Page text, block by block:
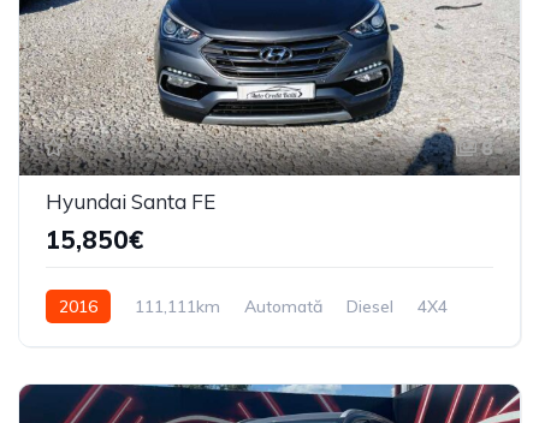
8
Hyundai Santa FE
15,850€
2016 111,111km Automată Diesel 4X4